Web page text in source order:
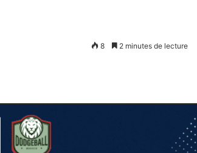
8 2 minutes de lecture